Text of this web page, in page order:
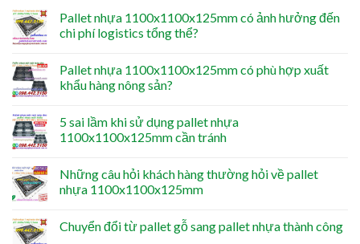
Pallet nhựa 1100x1100x125mm có ảnh hưởng đến
chi phí logistics tổng thể?
Pallet nhựa 1100x1100x125mm có phù hợp xuất
khẩu hàng nông sản?
5 sai lầm khi sử dụng pallet nhựa
1100x1100x125mm cần tránh
Những câu hỏi khách hàng thường hỏi về pallet
nhựa 1100x1100x125mm
Chuyển đổi từ pallet gỗ sang pallet nhựa thành công